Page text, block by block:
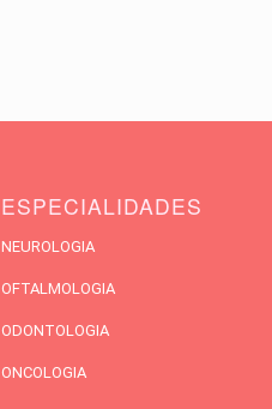
ESPECIALIDADES
NEUROLOGIA
OFTALMOLOGIA
ODONTOLOGIA
ONCOLOGIA